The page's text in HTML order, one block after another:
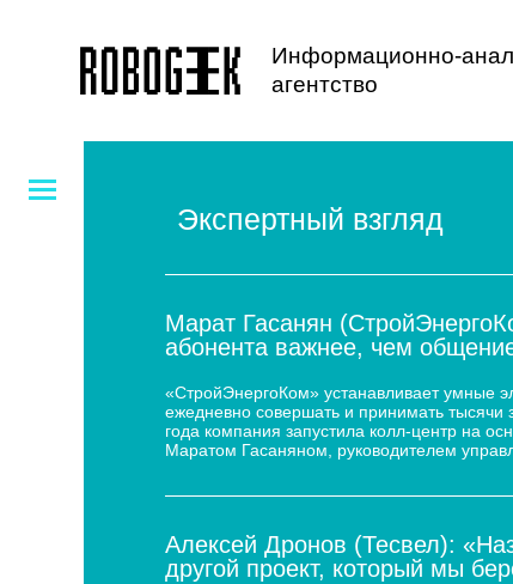
Информационно-
агентство
Экспертный взгляд
Марат Гасанян
абонента важнее, чем
«СтройЭнергоКом» устанавливает умные
ежедневно совершать и принимать тысячи
года компания запустила колл-центр на
Маратом Гасаняном, руководителем
Алексей Дронов (Тесвел):
другой проект, который мы